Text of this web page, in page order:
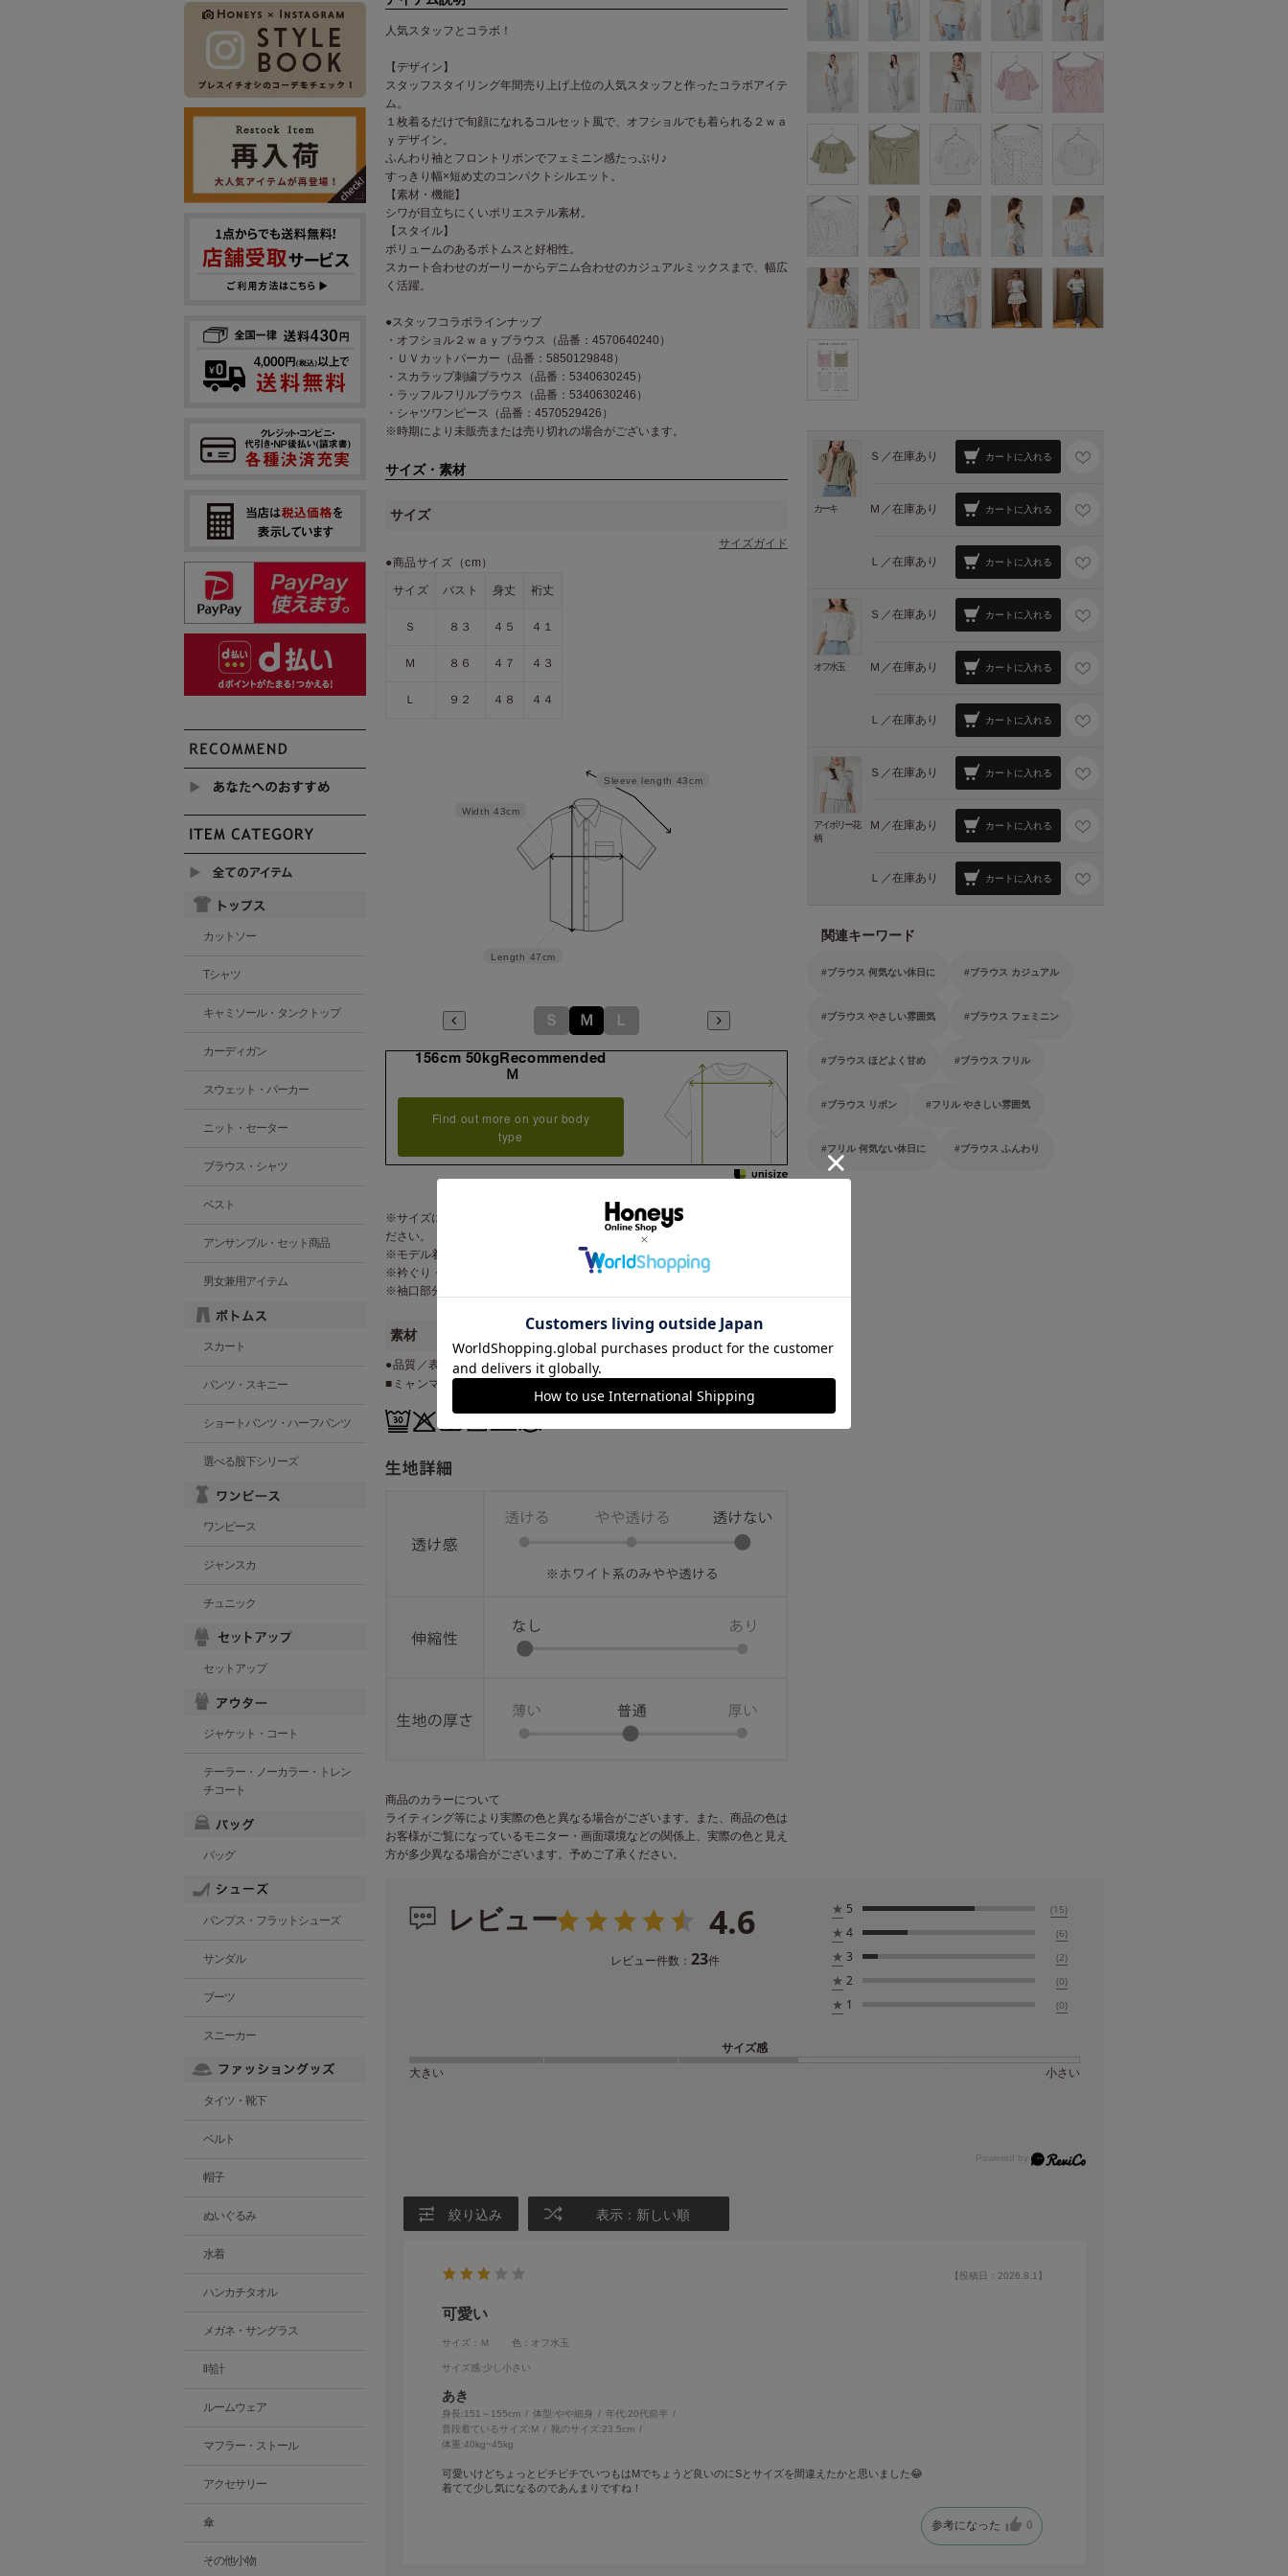
人気スタッフとコラボ！
【デザイン】
スタッフスタイリング年間売り上げ上位の人気スタッフと作ったコラボアイテ
ム。
１枚着るだけで旬顔になれるコルセット風で、オフショルでも着られる２ｗａ
ｙデザイン。
ふんわり袖とフロントリボンでフェミニン感たっぷり♪
すっきり幅×短め丈のコンパクトシルエット。
【素材・機能】
シワが目立ちにくいポリエステル素材。
【スタイル】
ボリュームのあるボトムスと好相性。
スカート合わせのガーリーからデニム合わせのカジュアルミックスまで、幅広
く活躍。
●スタッフコラボラインナップ
・オフショル２ｗａｙブラウス（品番：4570640240）
・ＵＶカットパーカー（品番：5850129848）
・スカラップ刺繍ブラウス（品番：5340630245）
・ラッフルフリルブラウス（品番：5340630246）
・シャツワンピース（品番：4570529426）
※時期により未販売または売り切れの場合がございます。
サイズ・素材
サイズ
サイズガイド
●商品サイズ（cm）
サイズ バスト 身丈 裄丈
Ｓ ８３ ４５ ４１
Ｍ ８６ ４７ ４３
Ｌ ９２ ４８ ４４
Sleeve length 43cm
Length 47cm
Width 43cm
Ｓ Ｍ Ｌ
156cm 50kgRecommended
Ｍ
Find out more on your body
type
※サイズにつきましては若干の誤差が生じる場合がございます。予めご了承く
ださい。
※モデル着用サイズ：Ｍサイズ
※衿ぐり・裾両脇部分ゴム
※袖口部分ゴムシャーリング
素材
●品質／表地 ポリエステル １００％
■ミャンマー製
商品のカラーについて
ライティング等により実際の色と異なる場合がございます。また、商品の色は
お客様がご覧になっているモニター・画面環境などの関係上、実際の色と見え
方が多少異なる場合がございます。予めご了承ください。
カーキ
Ｓ／在庫あり カートに入れる
Ｍ／在庫あり カートに入れる
Ｌ／在庫あり カートに入れる
オフ水玉
Ｓ／在庫あり カートに入れる
Ｍ／在庫あり カートに入れる
Ｌ／在庫あり カートに入れる
アイボリー花
柄
Ｓ／在庫あり カートに入れる
Ｍ／在庫あり カートに入れる
Ｌ／在庫あり カートに入れる
関連キーワード
ブラウス 何気ない休日に ブラウス カジュアル
ブラウス やさしい雰囲気 ブラウス フェミニン
ブラウス ほどよく甘め ブラウス フリル
ブラウス リボン フリル やさしい雰囲気
フリル 何気ない休日に ブラウス ふんわり
レビュー 4.6
レビュー件数： 23件
★ 5 (15)
★ 4 (6)
★ 3 (2)
★ 2 (0)
★ 1 (0)
サイズ感
大きい
小さい
絞り込み 表示：新しい順
【投稿日：2026.8.1】
可愛い
サイズ：Ｍ 色：オフ水玉
サイズ感:少し小さい
あき
身長:151～155cm 体型:細身 年代:20代前半
普段着ているサイズ:M 靴のサイズ:23.5cm
体重:40kg~45kg
可愛いけどちょっとピチピチでいつもはMでちょうど良いのにSとサイズを間違えたかと思いました😂
着てて少し気になるのであんまりですね！
参考になった 0
カットソー
Tシャツ
キャミソール・タンクトップ
カーディガン
スウェット・パーカー
ニット・セーター
ブラウス・シャツ
ベスト
アンサンブル・セット商品
男女兼用アイテム
スカート
パンツ・スキニー
ショートパンツ・ハーフパンツ
選べる股下シリーズ
ワンピース
ジャンスカ
チュニック
セットアップ
ジャケット・コート
テーラー・ノーカラー・トレン
チコート
バッグ
パンプス・フラットシューズ
サンダル
ブーツ
スニーカー
タイツ・靴下
ベルト
帽子
ぬいぐるみ
水着
ハンカチタオル
メガネ・サングラス
時計
ルームウェア
マフラー・ストール
アクセサリー
傘
その他小物